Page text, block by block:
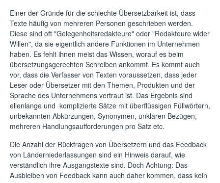
Einer der Gründe für die schlechte Übersetzbarkeit ist, dass
Texte häufig von mehreren Personen geschrieben werden.
Diese sind oft "Gelegenheitsredakteure" oder "Redakteure wider
Willen", da sie eigentlich andere Funktionen im Unternehmen
haben. Es fehlt ihnen meist das Wissen, worauf es beim
übersetzungsgerechten Schreiben ankommt. Es kommt auch
vor, dass die Verfasser von Texten voraussetzen, dass jeder
Leser oder Übersetzer mit den Themen, Produkten und der
Sprache des Unternehmens vertraut ist. Das Ergebnis sind
ellenlange und komplizierte Sätze mit überflüssigen Füllwörtern,
unbekannten Abkürzungen, Synonymen, unklaren Bezügen,
mehreren Handlungsaufforderungen pro Satz etc.
Die Anzahl der Rückfragen von Übersetzern und das Feedback
von Länderniederlassungen sind ein Hinweis darauf, wie
verständlich ihre Ausgangstexte sind. Doch Achtung: Das
Ausbleiben von Feedback kann auch daher kommen, dass kein